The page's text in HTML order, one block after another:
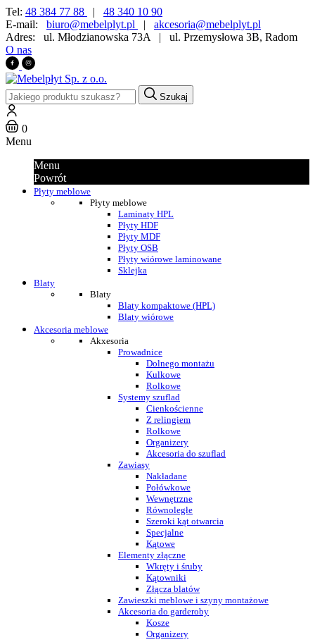
Tel: 48 384 77 88 | 48 340 10 90
E-mail: biuro@mebelplyt.pl | akcesoria@mebelplyt.pl
Adres: ul. Młodzianowska 73A | ul. Przemysłowa 3B, Radom
O nas
Szukaj
0
Menu
Menu
Powrót
Płyty meblowe
Płyty meblowe
Laminaty HPL
Płyty HDF
Płyty MDF
Płyty OSB
Płyty wiórowe laminowane
Sklejka
Blaty
Blaty
Blaty kompaktowe (HPL)
Blaty wiórowe
Akcesoria meblowe
Akxesoria
Prowadnice
Dolnego montażu
Kulkowe
Rolkowe
Systemy szuflad
Cienkościenne
Z relingiem
Rolkowe
Organizery
Akcesoria do szuflad
Zawiasy
Nakładane
Połówkowe
Wewnętrzne
Równoległe
Szeroki kąt otwarcia
Specjalne
Kątowe
Elementy złączne
Wkręty i śruby
Kątowniki
Złącza blatów
Zawieszki meblowe i szyny montażowe
Akcesoria do garderoby
Kosze
Organizery